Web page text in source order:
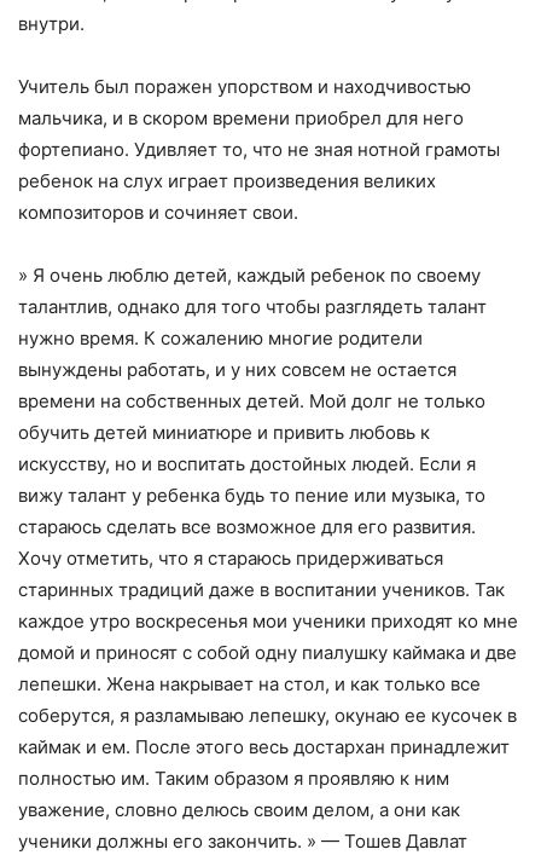
внутри.
Учитель был поражен упорством и находчивостью
мальчика, и в скором времени приобрел для него
фортепиано. Удивляет то, что не зная нотной грамоты
ребенок на слух играет произведения великих
композиторов и сочиняет свои.
» Я очень люблю детей, каждый ребенок по своему
талантлив, однако для того чтобы разглядеть талант
нужно время. К сожалению многие родители
вынуждены работать, и у них совсем не остается
времени на собственных детей. Мой долг не только
обучить детей миниатюре и привить любовь к
искусству, но и воспитать достойных людей. Если я
вижу талант у ребенка будь то пение или музыка, то
стараюсь сделать все возможное для его развития.
Хочу отметить, что я стараюсь придерживаться
старинных традиций даже в воспитании учеников. Так
каждое утро воскресенья мои ученики приходят ко мне
домой и приносят с собой одну пиалушку каймака и две
лепешки. Жена накрывает на стол, и как только все
соберутся, я разламываю лепешку, окунаю ее кусочек в
каймак и ем. После этого весь достархан принадлежит
полностью им. Таким образом я проявляю к ним
уважение, словно делюсь своим делом, а они как
ученики должны его закончить. » — Тошев Давлат